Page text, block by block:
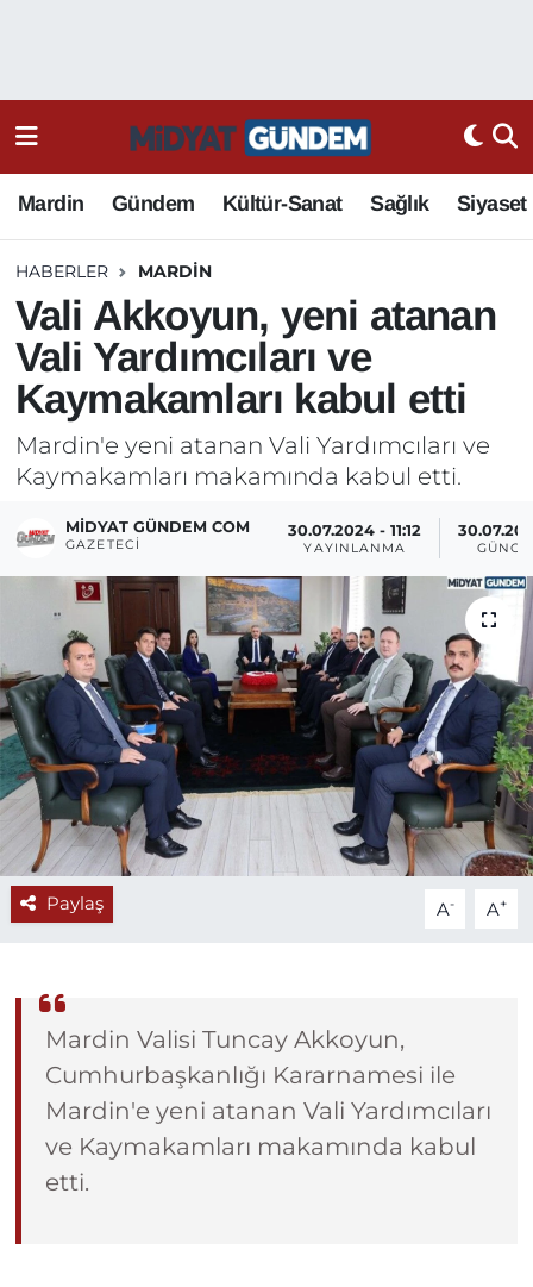
Mardin Gündem Kültür-Sanat Sağlık Siyaset
HABERLER MARDIN
Vali Akkoyun, yeni atanan
Vali Yardımcıları ve
Kaymakamları kabul etti
Mardin'e yeni atanan Vali Yardımcıları ve
Kaymakamları makamında kabul etti.
MIDYAT GÜNDEM COM
GAZETECI
30.07.2024 - 11:12
YAYINLANMA
Paylaş A- A+
Mardin Valisi Tuncay Akkoyun,
Cumhurbaşkanlığı Kararnamesi ile
Mardin'e yeni atanan Vali Yardımcıları
ve Kaymakamları makamında kabul
etti.